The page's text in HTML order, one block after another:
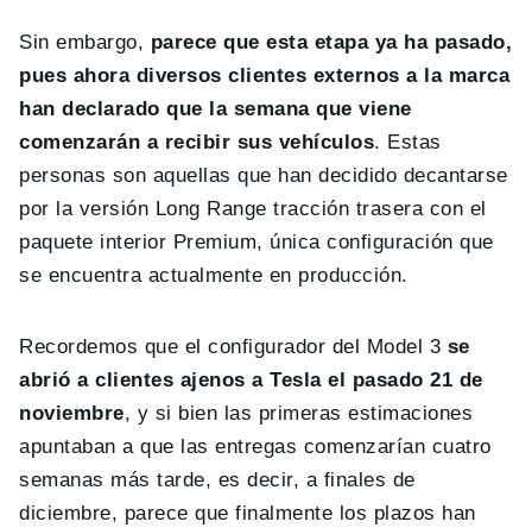
Sin embargo, parece que esta etapa ya ha pasado,
pues ahora diversos clientes externos a la marca
han declarado que la semana que viene
comenzarán a recibir sus vehículos. Estas
personas son aquellas que han decidido decantarse
por la versión Long Range tracción trasera con el
paquete interior Premium, única configuración que
se encuentra actualmente en producción.
Recordemos que el configurador del Model 3 se
abrió a clientes ajenos a Tesla el pasado 21 de
noviembre, y si bien las primeras estimaciones
apuntaban a que las entregas comenzarían cuatro
semanas más tarde, es decir, a finales de
diciembre, parece que finalmente los plazos han